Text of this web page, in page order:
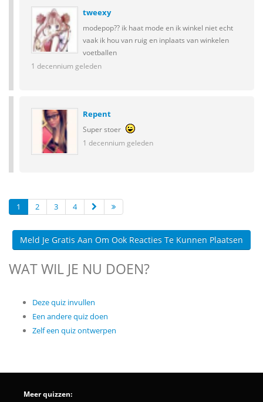
tweexy
modepop?? ik haat mode en ik winkel niet echt
vaak ik hou van ruig en inplaats van winkelen
voetballen
1 decennium geleden
Repent
Super stoer
1 decennium geleden
1 2 3 4
Meld Je Gratis Aan Om Ook Reacties Te Kunnen Plaatsen
WAT WIL JE NU DOEN?
Deze quiz invullen
Een andere quiz doen
Zelf een quiz ontwerpen
Meer quizzen: